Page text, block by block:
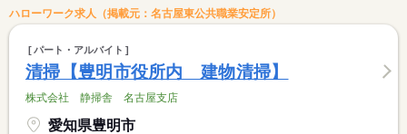
ハローワーク求人（掲載元：名古屋東公共職業安定所）
パート・アルバイト
清掃【豊明市役所内 建物清掃】
株式会社 静掃舎 名古屋支店
愛知県豊明市